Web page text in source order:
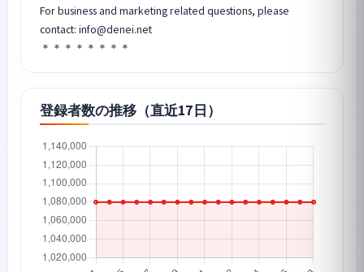
For business and marketing related questions, please
contact: info@denei.net
＊＊＊＊＊＊＊＊
登録者数の推移（直近17日）